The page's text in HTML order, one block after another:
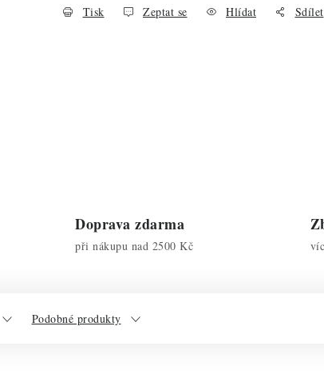
Tisk Zeptat se Hlídat Sdílet
Doprava zdarma
při nákupu nad 2500 Kč
Podobné produkty